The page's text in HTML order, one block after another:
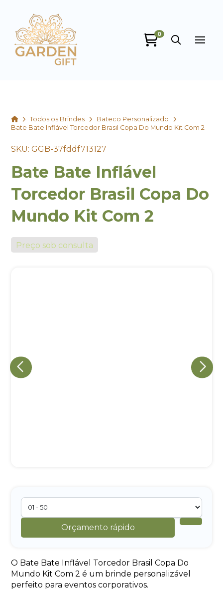
0
HomeTodos os Brindes
Bateco Personalizado
Bate Bate Inflável Torcedor Brasil Copa Do Mundo Kit Com 2
SKU: GGB-37fddf713127
Bate Bate Inflável
Torcedor Brasil Copa Do
Mundo Kit Com 2
Preço sob consulta
Orçamento rápido
O Bate Bate Inflável Torcedor Brasil Copa Do
Mundo Kit Com 2 é um brinde personalizável
perfeito para eventos corporativos.
Garden Gift